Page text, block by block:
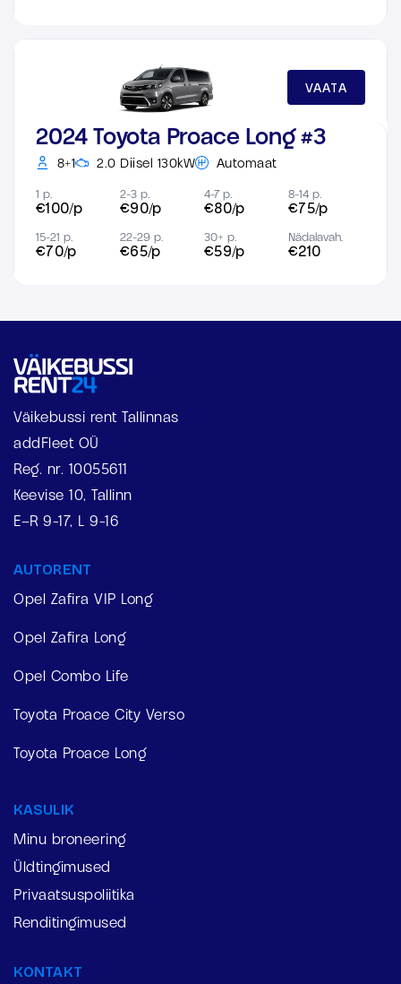
VAATA
2024 Toyota Proace Long #3
8+1 2.0 Diisel 130kW Automaat
1 p.
€100/p
2-3 p.
€90/p
4-7 p.
€80/p
8-14 p.
€75/p
15-21 p.
€70/p
22-29 p.
€65/p
30+ p.
€59/p
Nädalavah.
€210
Väikebussi rent Tallinnas
addFleet OÜ
Reg. nr. 10055611
Keevise 10, Tallinn
E–R 9-17, L 9-16
AUTORENT
Opel Zafira VIP Long
Opel Zafira Long
Opel Combo Life
Toyota Proace City Verso
Toyota Proace Long
KASULIK
Minu broneering
Üldtingimused
Privaatsuspoliitika
Renditingimused
KONTAKT